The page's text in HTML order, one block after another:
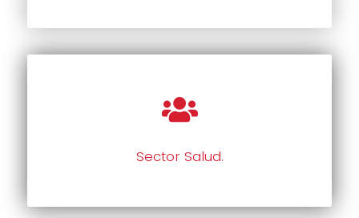
Sector Salud.